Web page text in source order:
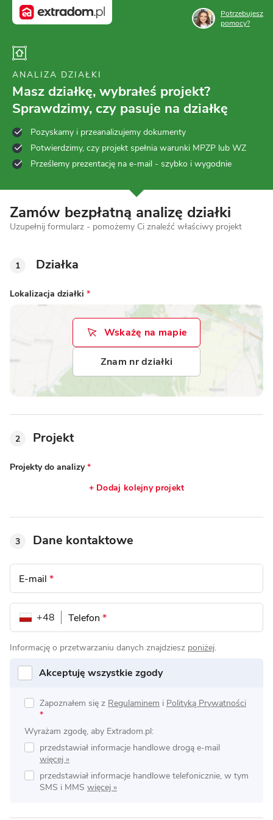
ANALIZA DZIAŁKI
Masz działkę, wybrałeś projekt?
Sprawdzimy, czy pasuje na działkę
Pozyskamy i przeanalizujemy dokumenty
Potwierdzimy, czy projekt spełnia warunki MPZP lub WZ
Prześlemy prezentację na e-mail - szybko i wygodnie
Potrzebujesz
pomocy?
Zamów bezpłatną analizę działki
Uzupełnij formularz - pomożemy Ci znaleźć właściwy projekt
1 Działka
Lokalizacja działki *
Wskażę na mapie
Znam nr działki
2 Projekt
Projekty do analizy *
+ Dodaj kolejny projekt
3 Dane kontaktowe
E-mail *
Telefon *
+48
Informację o przetwarzaniu danych znajdziesz poniżej.
Akceptuję wszystkie zgody
Zapoznałem się z Regulaminem i Polityką Prywatności
*
Wyrażam zgodę, aby Extradom.pl:
przedstawiał informacje handlowe drogą e-mail
przedstawiał informacje handlowe telefonicznie, w tym
SMS i MMS